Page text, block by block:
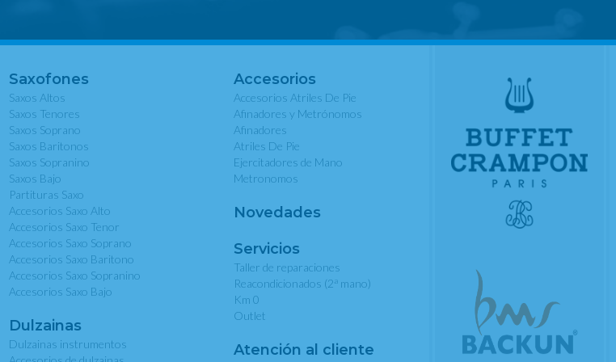
Saxofones
Saxos Altos
Saxos Tenores
Saxos Soprano
Saxos Baritonos
Saxos Sopranino
Saxos Bajo
Partituras Saxo
Accesorios Saxo Alto
Accesorios Saxo Tenor
Accesorios Saxo Soprano
Accesorios Saxo Baritono
Accesorios Saxo Sopranino
Accesorios Saxo Bajo
Dulzainas
Dulzainas instrumentos
Accesorios
Accesorios Atriles De Pie
Afinadores y Metrónomos
Afinadores
Atriles De Pie
Ejercitadores de Mano
Metronomos
Novedades
Servicios
Taller de reparaciones
Reacondicionados (2a mano)
Km 0
Outlet
Atención al cliente